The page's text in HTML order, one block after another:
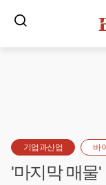
기업과산업 바
'마지막 매물